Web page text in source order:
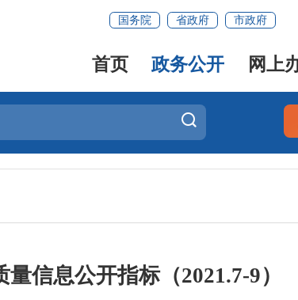
国务院 省政府 市政府
首页 政务公开 网上
信息公开指标（2021.7-9）